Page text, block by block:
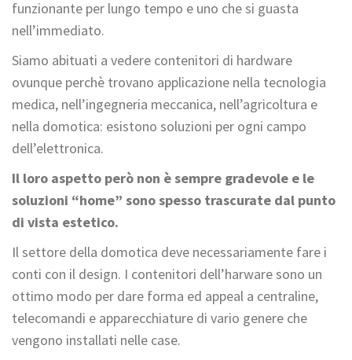
funzionante per lungo tempo e uno che si guasta
nell’immediato.
Siamo abituati a vedere contenitori di hardware
ovunque perchè trovano applicazione nella tecnologia
medica, nell’ingegneria meccanica, nell’agricoltura e
nella domotica: esistono soluzioni per ogni campo
dell’elettronica.
Il loro aspetto però non è sempre gradevole e le
soluzioni “home” sono spesso trascurate dal punto
di vista estetico.
Il settore della domotica deve necessariamente fare i
conti con il design. I contenitori dell’harware sono un
ottimo modo per dare forma ed appeal a centraline,
telecomandi e apparecchiature di vario genere che
vengono installati nelle case.